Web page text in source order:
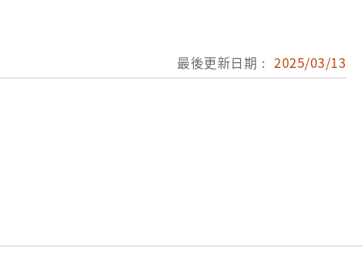
最後更新日期： 2025/03/13